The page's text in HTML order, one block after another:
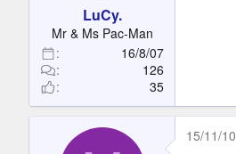
LuCy.
Mr & Ms Pac-Man
16/8/07
126
35
15/11/10